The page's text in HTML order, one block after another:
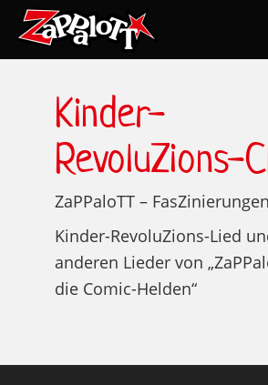
Kinder-
RevoluZions-
ZaPPaloTT – FasZinierungen
Kinder-RevoluZions-Lied
anderen Lieder von
die Comic-Helden“